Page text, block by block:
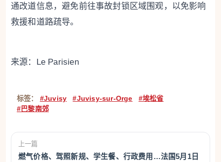
通改道信息，避免前往事故封锁区域围观，以免影响
救援和道路疏导。
来源：Le Parisien
标签： #Juvisy #Juvisy-sur-Orge
#埃松省
#巴黎南郊
上一篇
燃气价格、驾照新规、学生餐、行政费用…法国5月1日